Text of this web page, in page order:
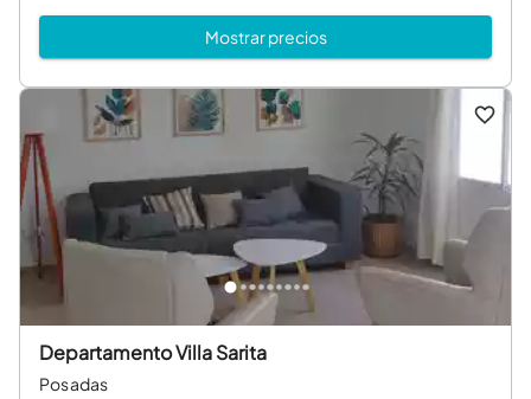
Mostrar precios
Departamento Villa Sarita
Posadas